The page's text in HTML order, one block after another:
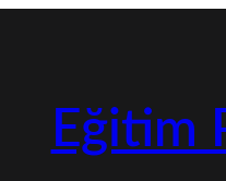
Eğitim